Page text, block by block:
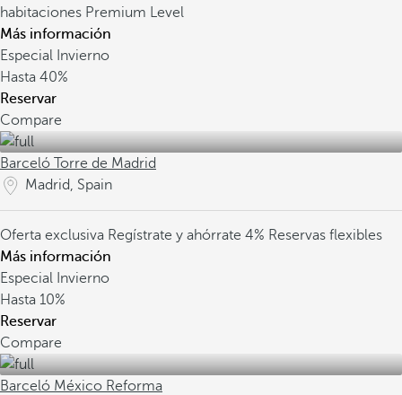
habitaciones Premium Level
Más información
Especial Invierno
Hasta 40%
Reservar
Compare
Barceló Torre de Madrid
Madrid, Spain
Oferta exclusiva Regístrate y ahórrate 4% Reservas flexibles
Más información
Especial Invierno
Hasta 10%
Reservar
Compare
Barceló México Reforma